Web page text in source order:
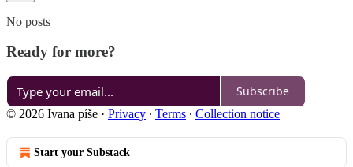
No posts
Ready for more?
Subscribe
© 2026 Ivana píše · Privacy ∙ Terms ∙ Collection notice
Start your Substack